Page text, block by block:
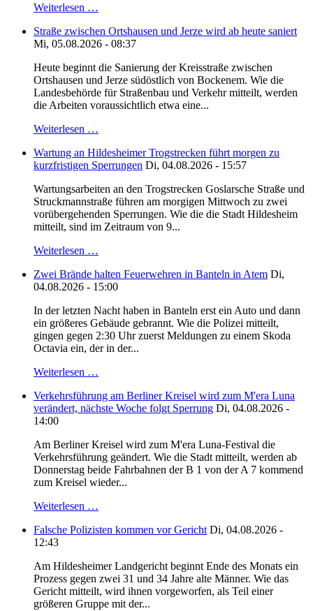
Weiterlesen …
Straße zwischen Ortshausen und Jerze wird ab heute saniert
Mi, 05.08.2026 - 08:37
Heute beginnt die Sanierung der Kreisstraße zwischen
Ortshausen und Jerze südöstlich von Bockenem. Wie die
Landesbehörde für Straßenbau und Verkehr mitteilt, werden
die Arbeiten voraussichtlich etwa eine...
Weiterlesen …
Wartung an Hildesheimer Trogstrecken führt morgen zu
kurzfristigen Sperrungen Di, 04.08.2026 - 15:57
Wartungsarbeiten an den Trogstrecken Goslarsche Straße und
Struckmannstraße führen am morgigen Mittwoch zu zwei
vorübergehenden Sperrungen. Wie die die Stadt Hildesheim
mitteilt, sind im Zeitraum von 9...
Weiterlesen …
Zwei Brände halten Feuerwehren in Banteln in Atem Di,
04.08.2026 - 15:00
In der letzten Nacht haben in Banteln erst ein Auto und dann
ein größeres Gebäude gebrannt. Wie die Polizei mitteilt,
gingen gegen 2:30 Uhr zuerst Meldungen zu einem Skoda
Octavia ein, der in der...
Weiterlesen …
Verkehrsführung am Berliner Kreisel wird zum M'era Luna
verändert, nächste Woche folgt Sperrung Di, 04.08.2026 -
14:00
Am Berliner Kreisel wird zum M'era Luna-Festival die
Verkehrsführung geändert. Wie die Stadt mitteilt, werden ab
Donnerstag beide Fahrbahnen der B 1 von der A 7 kommend
zum Kreisel wieder...
Weiterlesen …
Falsche Polizisten kommen vor Gericht Di, 04.08.2026 -
12:43
Am Hildesheimer Landgericht beginnt Ende des Monats ein
Prozess gegen zwei 31 und 34 Jahre alte Männer. Wie das
Gericht mitteilt, wird ihnen vorgeworfen, als Teil einer
größeren Gruppe mit der...